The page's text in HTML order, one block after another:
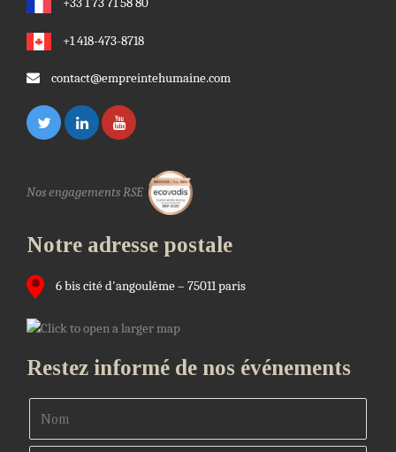
+1 418-473-8718
contact@empreintehumaine.com
Nos engagements RSE
Notre adresse postale
6 bis cité d'angoulême – 75011 paris
Restez informé de nos événements